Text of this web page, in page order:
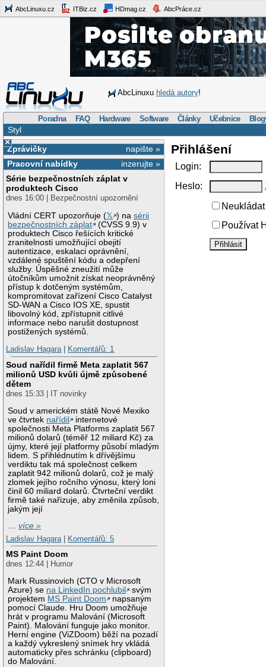
AbcLinuxu.cz ITBiz.cz HDmag.cz AbcPráce.cz
AbcLinuxu hledá autory!
Poradna FAQ Hardware Software Články Učebnice
Styl
×
napište »
Zprávičky
inzerujte »
Pracovní nabídky
Série bezpečnostních záplat v
produktech Cisco
dnes 16:00 | Bezpečnostní upozornění
Vládní CERT upozorňuje (𝕏 ) nasérii
bezpečnostních záplat
(CVSS 9.9) v
produktech Cisco řešících kritické
zranitelnosti umožňující obejití
autentizace, eskalaci oprávnění,
vzdálené spuštění kódu a odepření
služby. Úspěšné zneužití může
útočníkům umožnit získat neoprávněný
přístup k dotčeným systémům,
kompromitovat zařízení Cisco Catalyst
SD-WAN a Cisco IOS XE, spustit
libovolný kód, zpřístupnit citlivé
informace nebo narušit dostupnost
postižených systémů.
Ladislav Hagara| Komentářů: 1
Soud nařídil firmě Meta zaplatit 567
milionů USD kvůli újmě způsobené
dětem
dnes 15:33 | IT novinky
Soud v americkém státě Nové Mexiko
ve čtvrtek nařídil
internetové
společnosti Meta Platforms zaplatit 567
milionů dolarů (téměř 12 miliard Kč) za
újmy, které její platformy působí mladým
lidem. S přihlédnutím k dřívějšímu
verdiktu tak má společnost celkem
zaplatit 942 milionů dolarů, což je malý
zlomek jejího ročního výnosu, který loni
činil 60 miliard dolarů. Čtvrteční verdikt
firmě také nařizuje, aby změnila způsob,
jakým její
…více »
Ladislav Hagara
Komentářů: 5
MS Paint Doom
dnes 12:44 | Humor
Mark Russinovich (CTO v Microsoft
Azure) se na LinkedIn pochlubil
svým
projektem MS Paint Doom
napsaným
pomocí Claude. Hru Doom umožňuje
hrát v programu Malování (Microsoft
Paint). Malování funguje jako monitor.
Herní engine (ViZDoom) běží na pozadí
a každý vykreslený snímek hry vkládá
automaticky přes schránku (clipboard)
do Malování.
Přihlášení
Login:
Heslo:
Používat